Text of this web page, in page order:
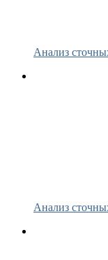
Анализ
Анализ